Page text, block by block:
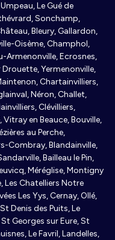
Le Gué de
Sonchamp,
Bleury, Gallardon,
Oisème, Champhol,
Armenonville, Ecrosnes,
Yermenonville,
Chartainvilliers,
Néron, Challet,
Clévilliers,
en Beauce, Bouville,
au Perche,
Combray, Blandainville,
Bailleau le Pin,
Méréglise, Montigny
Les Chatelliers Notre
Les Yys, Cernay, Ollé,
Denis des Puits, Le
Georges sur Eure, St
Le Favril, Landelles,